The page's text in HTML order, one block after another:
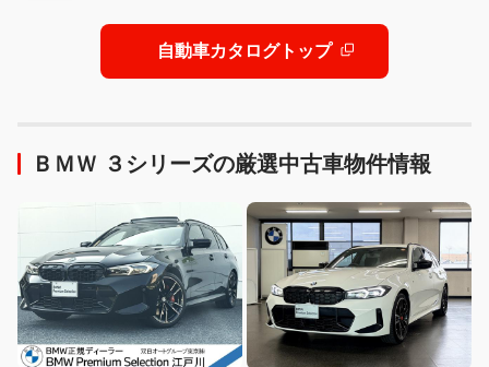
自動車カタログトップ
ＢＭＷ ３シリーズの厳選中古車物件情報